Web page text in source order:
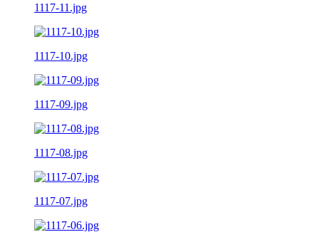
1117-11.jpg
1117-10.jpg
1117-09.jpg
1117-08.jpg
1117-07.jpg